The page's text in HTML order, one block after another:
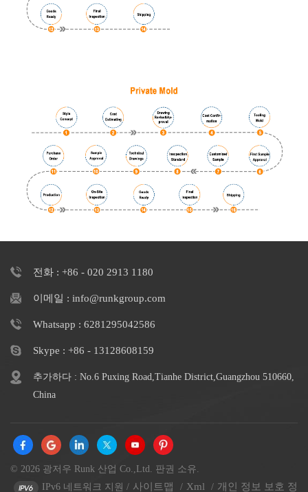
전화 : +86 - 020 2913 1180
이메일 : info@runkgroup.com
Whatsapp : 6281295042586
Skype : +86 - 13128608159
추가하다 : No.6 Puxing Road,Tianhe District,Guangzhou 510660,
China
© 2026 광저우 Runk 산업 Co.,Ltd. 판권 소유.
IPv6 네트워크 지원 / 사이트맵 / Xml / 개인 정보 보호 정